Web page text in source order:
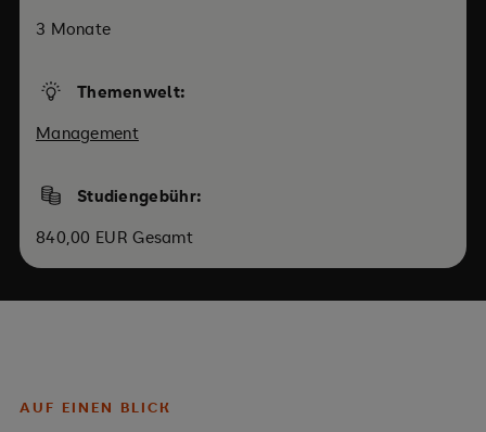
3 Monate
Themenwelt:
Management
Studiengebühr:
840,00 EUR Gesamt
AUF EINEN BLICK